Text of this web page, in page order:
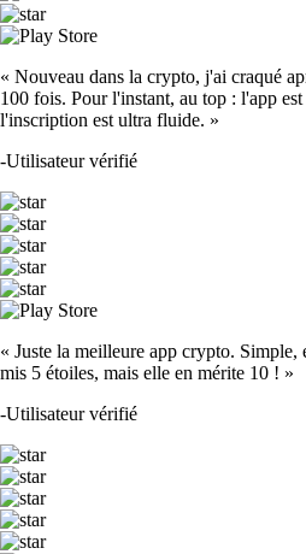
« Nouveau dans la crypto, j'ai craqué
100 fois. Pour l'instant, au top : l'app
l'inscription est ultra fluide. »
-Utilisateur vérifié
« Juste la meilleure app crypto. Simple,
mis 5 étoiles, mais elle en mérite 10 ! »
-Utilisateur vérifié